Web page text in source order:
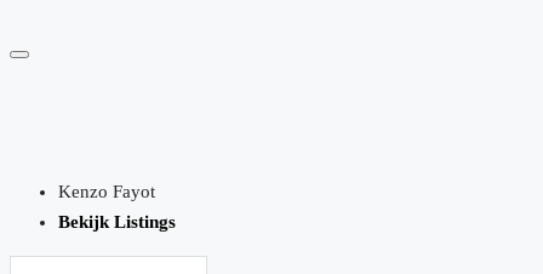
Kenzo Fayot
Bekijk Listings